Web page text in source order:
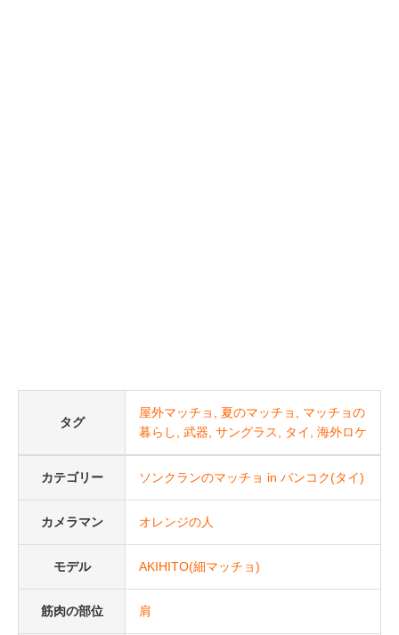
タグ
屋外マッチョ 夏のマッチョ
マッチョの
暮らし
武器 サングラス タイ 海外ロケ
カテゴリー ソンクランのマッチョ in バンコク(タイ)
カメラマン オレンジの人
モデル AKIHITO(細マッチョ)
筋肉の部位 肩